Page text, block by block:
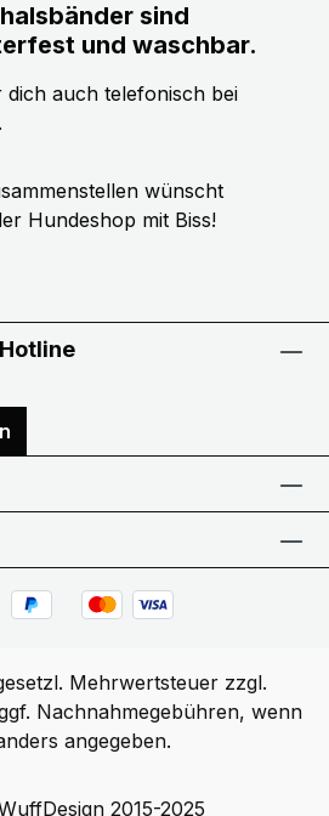
sind
und waschbar.
auch telefonisch bei
wünscht
Hundeshop mit Biss!
Mehrwertsteuer zzgl.
Nachnahmegebühren, wenn
angegeben.
2015-2025